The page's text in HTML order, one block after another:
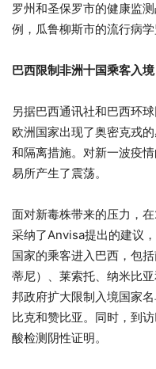
罗州和圣保罗市的健康监
例，瓜鲁柳斯市的流行病学
巴西限制非洲十国乘客入境
另据巴西通讯社和巴西环
欧洲国家出现了奥密克戎
和隔离措施。对新一波疫
易所产生了震荡。
面对新毒株带来的压力，
采纳了Anvisa提出的建议
国家的乘客进入巴西，包
蒂尼）、莱索托、纳米比
邦政府扩大限制入境国家
比克和赞比亚。同时，到
酸检测阴性证明。